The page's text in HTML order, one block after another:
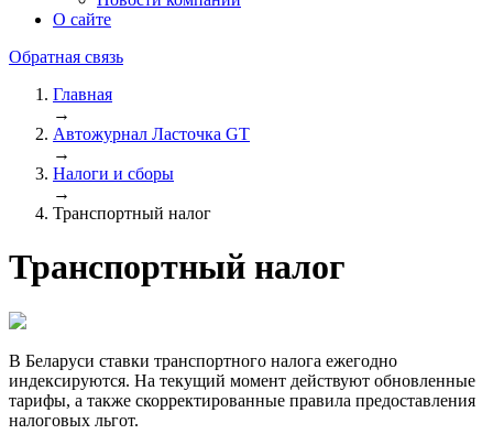
О сайте
Обратная связь
Главная
→
Автожурнал Ласточка GT
→
Налоги и сборы
→
Транспортный налог
Транспортный налог
В Беларуси ставки транспортного налога ежегодно
индексируются. На текущий момент действуют обновленные
тарифы, а также скорректированные правила предоставления
налоговых льгот.